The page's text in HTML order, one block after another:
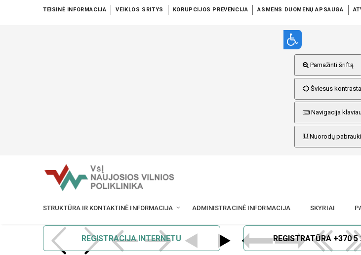
TEISINĖ INFORMACIJA VEIKLOS SRITYS KORUPCIJOS PREVENCIJA ASMENS DUOMENŲ APSAUGA
Pamažinti šriftą
Šviesus
Navigacija
Nuorodų
STRUKTŪRA IR KONTAKTINĖ INFORMACIJA ADMINISTRACINĖ INFORMACIJA SKYRIAI
REGISTRACIJA INTERNETU REGISTRATŪRA +370